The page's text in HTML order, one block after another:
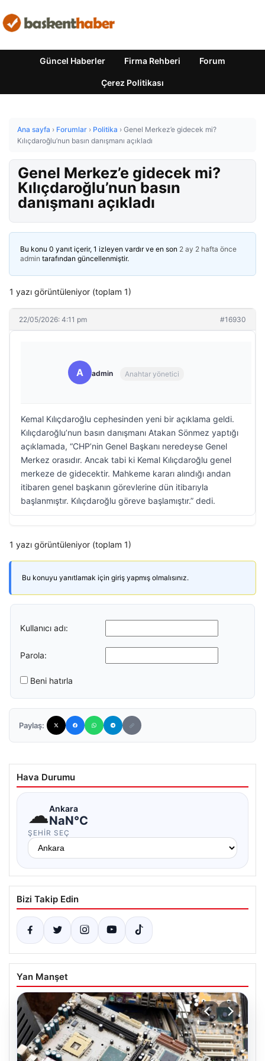
Güncel Haberler Firma Rehberi Forum
Çerez Politikası
Ana sayfa › Forumlar › Politika › Genel Merkez’e gidecek mi?
Kılıçdaroğlu’nun basın danışmanı açıkladı
Genel Merkez’e gidecek mi?
Kılıçdaroğlu’nun basın
danışmanı açıkladı
Bu konu 0 yanıt içerir, 1 izleyen vardır ve en son 2 ay 2 hafta önce
admin tarafından güncellenmiştir.
1 yazı görüntüleniyor (toplam 1)
22/05/2026: 4:11 pm #16930
A admin Anahtar yönetici
Kemal Kılıçdaroğlu cephesinden yeni bir açıklama geldi.
Kılıçdaroğlu’nun basın danışmanı Atakan Sönmez yaptığı
açıklamada, “CHP’nin Genel Başkanı neredeyse Genel
Merkez orasıdır. Ancak tabi ki Kemal Kılıçdaroğlu genel
merkeze de gidecektir. Mahkeme kararı alındığı andan
itibaren genel başkanın görevlerine dün itibarıyla
başlanmıştır. Kılıçdaroğlu göreve başlamıştır.” dedi.
1 yazı görüntüleniyor (toplam 1)
Bu konuyu yanıtlamak için giriş yapmış olmalısınız.
Kullanıcı adı:
Parola:
Beni hatırla
Paylaş:
Hava Durumu
☁Ankara
NaN°C
ŞEHIR SEÇ
Bizi Takip Edin
Yan Manşet